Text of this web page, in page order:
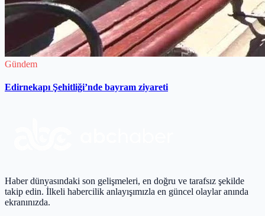
Gündem
Edirnekapı Şehitliği’nde bayram ziyareti
Haber dünyasındaki son gelişmeleri, en doğru ve tarafsız şekilde
takip edin. İlkeli habercilik anlayışımızla en güncel olaylar anında
ekranınızda.